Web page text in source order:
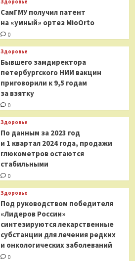
Здоровье
СамГМУ получил патент
на «умный» ортез MioOrto
0
Здоровье
Бывшего замдиректора
петербургского НИИ вакцин
приговорили к 9,5 годам
за взятку
0
Здоровье
По данным за 2023 год
и 1 квартал 2024 года, продажи
глюкометров остаются
стабильными
0
Здоровье
Под руководством победителя
«Лидеров России»
синтезируются лекарственные
субстанции для лечения редких
и онкологических заболеваний
0